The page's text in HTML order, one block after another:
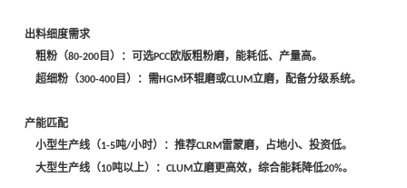
‌出料细度需求‌
‌粗粉（80-200 目）‌：可选PCC欧版粗粉磨，能耗低、产量高。
‌超细粉（300-400 目）‌：需HGM环辊磨或CLUM立磨，配备分级系统。
‌产能匹配‌
小型生产线（1-5吨/小时）：推荐CLRM雷蒙磨，占地小、投资低。
大型生产线（10吨以上）： CLUM立磨更高效，综合能耗降低20%。